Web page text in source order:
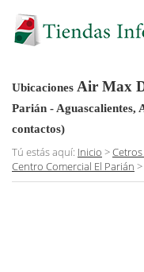
Ubicaciones Air Max
Parián - Aguascalientes,
contactos)
Tú estás aquí: Inicio >
Centro Comercial El Parián >